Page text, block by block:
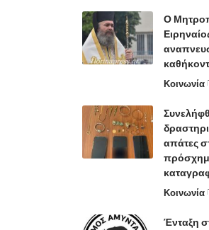
Ο
Κοινωνία
απάτες
Κοινωνία
Ένταξη